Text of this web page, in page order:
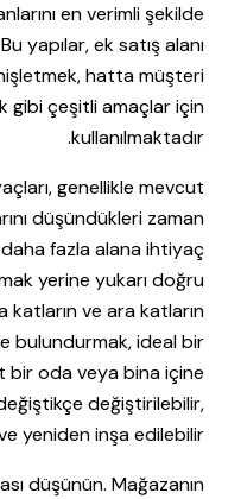
en verimli şekilde
yapılar, ek satış alanı
hatta müşteri
gibi çeşitli amaçlar için
kullanılmaktadır.
genellikle mevcut
düşündükleri zaman
fazla alana ihtiyaç
yerine yukarı doğru
katların ve ara katların
bulundurmak, ideal bir
bir oda veya bina içine
değiştirilebilir,
yeniden inşa edilebilir.
düşünün. Mağazanın